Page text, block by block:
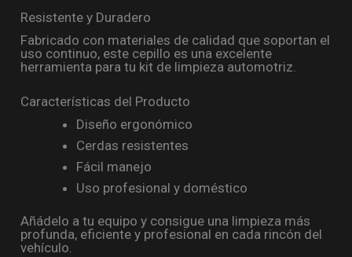
Resistente y Duradero
Fabricado con materiales de calidad que soportan el
uso continuo, este cepillo es una excelente
herramienta para tu kit de limpieza automotriz.
Características del Producto
Diseño ergonómico
Cerdas resistentes
Fácil manejo
Uso profesional y doméstico
Añádelo a tu equipo y consigue una limpieza más
profunda, eficiente y profesional en cada rincón del
vehículo.